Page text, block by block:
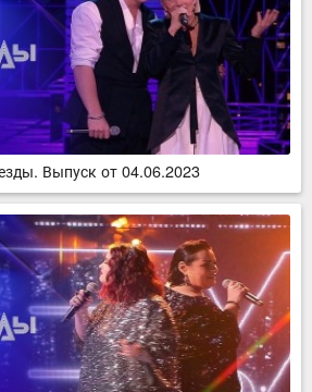
Выпуск от 04.06.2023